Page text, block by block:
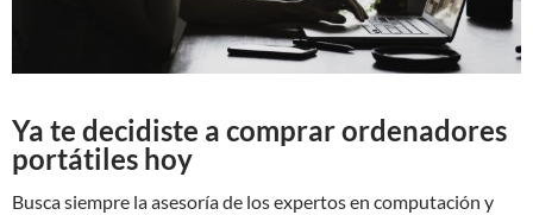
Ya te decidiste a comprar ordenadores
portátiles hoy
Busca siempre la asesoría de los expertos en computación y